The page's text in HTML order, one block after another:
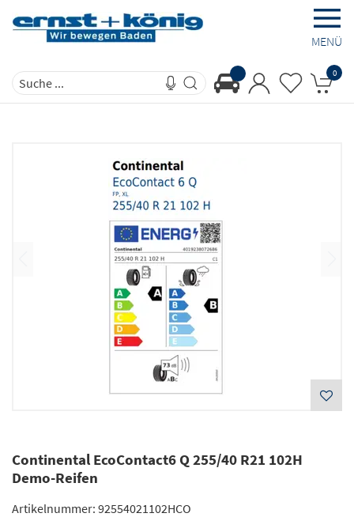
MENÜ
0
Continental EcoContact6 Q 255/40 R21 102H
Demo-Reifen
Artikelnummer: 92554021102HCO